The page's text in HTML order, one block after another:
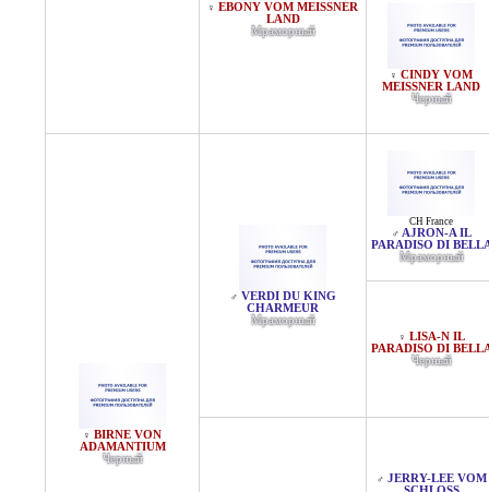
♀ EBONY VOM MEISSNER
LAND
Мраморный
♀ CINDY VOM
MEISSNER LAND
Черный
♀ BIRNE VON
ADAMANTIUM
Черный
♂ VERDI DU KING
CHARMEUR
Мраморный
CH France
♂ AJRON-A IL
PARADISO DI
Мраморный
♀ LISA-N IL
PARADISO DI
Черный
♂ JERRY-LEE VOM